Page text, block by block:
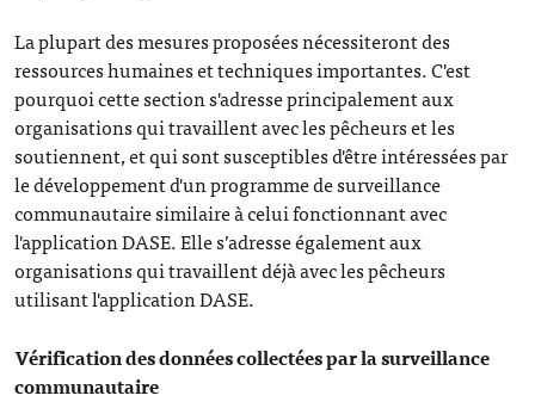
La plupart des mesures proposées nécessiteront des
ressources humaines et techniques importantes. C'est
pourquoi cette section s'adresse principalement aux
organisations qui travaillent avec les pêcheurs et les
soutiennent, et qui sont susceptibles d'être intéressées par
le développement d'un programme de surveillance
communautaire similaire à celui fonctionnant avec
l'application DASE. Elle s’adresse également aux
organisations qui travaillent déjà avec les pêcheurs
utilisant l'application DASE.
Vérification des données collectées par la surveillance
communautaire